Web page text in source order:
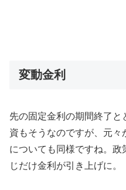
変動金利
先の固定金利の期間終了
資もそうなのですが、元
についても同様ですね。政
じだけ金利が引き上げに。